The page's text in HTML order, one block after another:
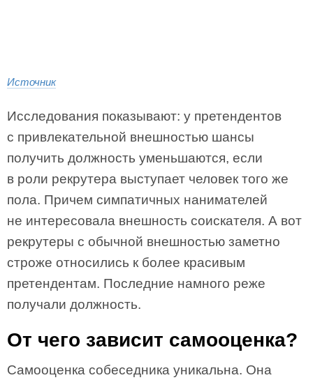
Источник
Исследования показывают: у претендентов
с привлекательной внешностью шансы
получить должность уменьшаются, если
в роли рекрутера выступает человек того же
пола. Причем симпатичных нанимателей
не интересовала внешность соискателя. А вот
рекрутеры с обычной внешностью заметно
строже относились к более красивым
претендентам. Последние намного реже
получали должность.
От чего зависит самооценка?
Самооценка собеседника уникальна. Она